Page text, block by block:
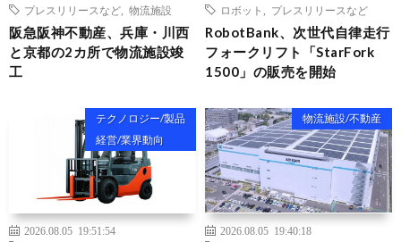
プレスリリースなど
物流施設
阪急阪神不動産、兵庫・川西
と京都の2カ所で物流施設竣
工
ロボット
プレスリリースなど
RobotBank、次世代自律走行
フォークリフト「StarFork
1500」の販売を開始
テクノロジー/製品
経営/業界動向
2026.08.05 19:51:54
物流施設/不動産
2026.08.05 19:40:18